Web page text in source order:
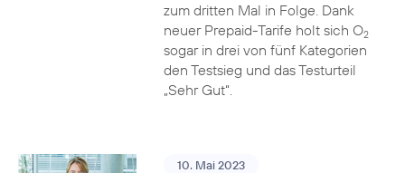
zum dritten Mal in Folge. Dank
neuer Prepaid-Tarife holt sich O2
sogar in drei von fünf Kategorien
den Testsieg und das Testurteil
„Sehr Gut“.
10. Mai 2023